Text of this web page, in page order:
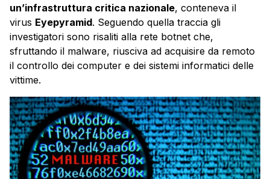
un’infrastruttura critica nazionale, conteneva il
virus Eyepyramid. Seguendo quella traccia gli
investigatori sono risaliti alla rete botnet che,
sfruttando il malware, riusciva ad acquisire da remoto
il controllo dei computer e dei sistemi informatici delle
vittime.